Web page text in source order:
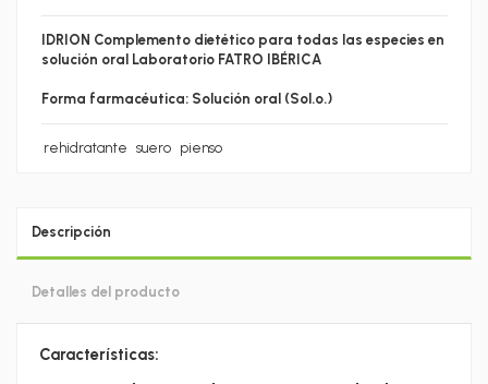
IDRION Complemento dietético para todas las especies en
solución oral Laboratorio FATRO IBÉRICA
Forma farmacéutica: Solución oral (Sol.o.)
rehidratante suero pienso
Descripción
Detalles del producto
Características: